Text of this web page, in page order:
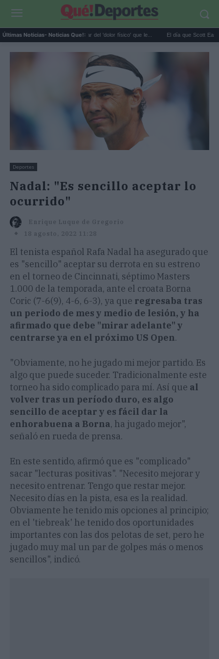
Últimas Noticias- Noticias Que!:
Joe Jonas rompe a hablar del 'dolor físico' que le... El día que Scott Eastwood
Deportes
Nadal: "Es sencillo aceptar lo
ocurrido"
Enrique Luque de Gregorio
18 agosto, 2022 11:28
El tenista español Rafa Nadal ha asegurado que
es "sencillo" aceptar su derrota en su estreno
en el torneo de Cincinnati, séptimo Masters
1.000 de la temporada, ante el croata Borna
Coric (7-6(9), 4-6, 6-3), ya que regresaba tras
un periodo de mes y medio de lesión, y ha
afirmado que debe "mirar adelante" y
centrarse ya en el próximo US Open.
"Obviamente, no he jugado mi mejor partido. Es
algo que puede suceder. Tradicionalmente este
torneo ha sido complicado para mí. Así que al
volver tras un período duro, es algo
sencillo de aceptar y es fácil dar la
enhorabuena a Borna, ha jugado mejor",
señaló en rueda de prensa.
En este sentido, afirmó que es "complicado"
sacar "lecturas positivas". "Necesito mejorar y
necesito entrenar. Tengo que restar mejor.
Necesito días en la pista, esa es la realidad.
Obviamente he tenido mis opciones al principio;
en el 'tiebreak' he tenido dos oportunidades
importantes con las dos pelotas de set, pero he
jugado muy mal un par de golpes más o menos
sencillos", indicó.